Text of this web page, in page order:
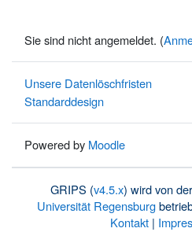
Sie sind nicht angemeldet. (
Unsere Datenlöschfristen
Standarddesign
Powered by Moodle
GRIPS (v4.5.x) wird von der
Universität Regensburg
Kontakt |